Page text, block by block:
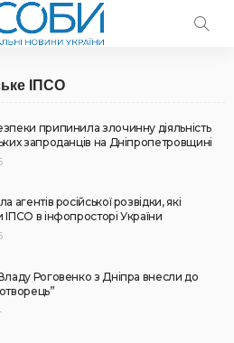
ІПСО
припинила злочинну діяльність
запроданців на Дніпропетровщині
агентів російської розвідки, які
в інфопросторі України
Роговенко з Дніпра внесли до